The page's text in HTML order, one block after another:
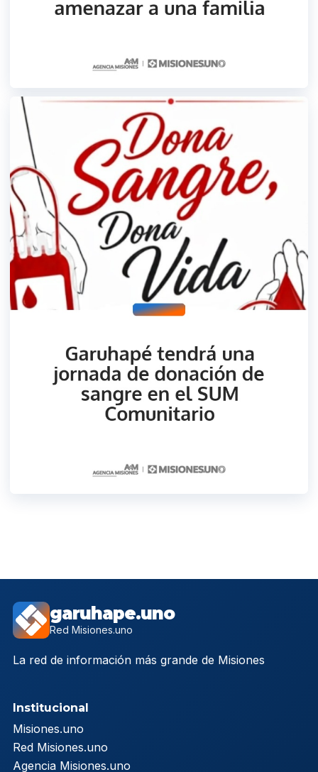
garuhape.uno
Red Misiones.uno
La red de información más grande de Misiones
Institucional
Misiones.uno
Red Misiones.uno
Agencia Misiones.uno